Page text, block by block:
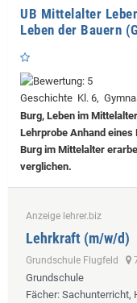
UB Mittelalter
Leben der Bauern
Geschichte Kl. 6,
Burg, Leben im Mittelalter
Lehrprobe Anhand eines
Burg im Mittelalter
verglichen.
Anzeige lehrer.biz
Lehrkraft (m/w/d)
Grundschule Flugfeld
Grundschule
Fächer: Sachunterricht,